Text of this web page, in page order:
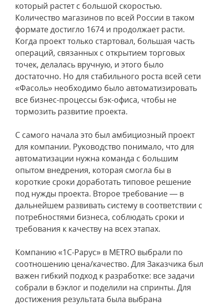
который растет с большой скоростью.
Количество магазинов по всей России в таком
формате достигло 1674 и продолжает расти.
Когда проект только стартовал, большая часть
операций, связанных с открытием торговых
точек, делалась вручную, и этого было
достаточно. Но для стабильного роста всей сети
«Фасоль» необходимо было автоматизировать
все бизнес-процессы бэк-офиса, чтобы не
тормозить развитие проекта.
С самого начала это был амбициозный проект
для компании. Руководство понимало, что для
автоматизации нужна команда с большим
опытом внедрения, которая смогла бы в
короткие сроки доработать типовое решение
под нужды проекта. Второе требование — в
дальнейшем развивать систему в соответствии с
потребностями бизнеса, соблюдать сроки и
требования к качеству на всех этапах.
Компанию «1С-Рарус» в METRO выбрали по
соотношению цена/качество. Для Заказчика был
важен гибкий подход к разработке: все задачи
собрали в бэклог и поделили на спринты. Для
достижения результата была выбрана